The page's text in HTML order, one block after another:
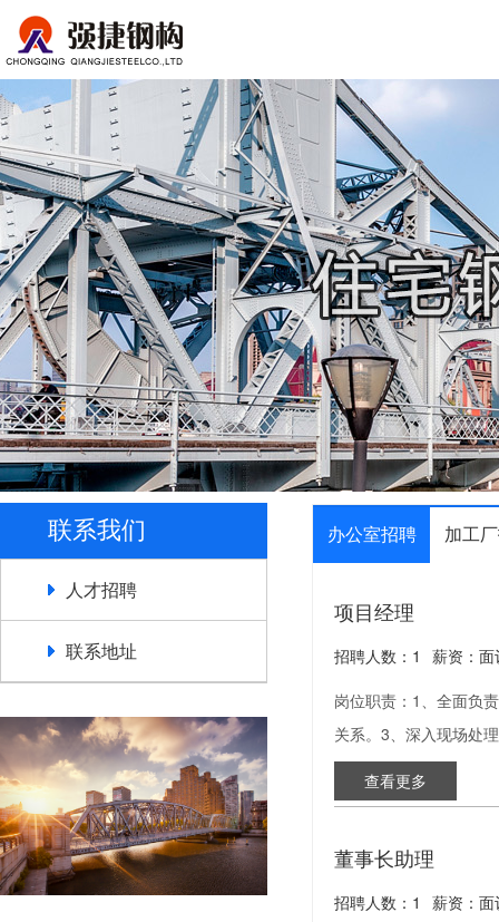
联系我们
人才招聘
联系地址
办公室招聘 加工
项目经理
招聘人数：1
薪资：面
岗位职责：1、全面负
关系。3、深入现场处
查看更多
董事长助理
招聘人数：1
薪资：面